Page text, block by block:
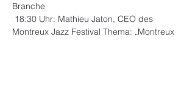
Branche
18:30 Uhr: Mathieu Jaton, CEO des
Montreux Jazz Festival Thema: „Montreux